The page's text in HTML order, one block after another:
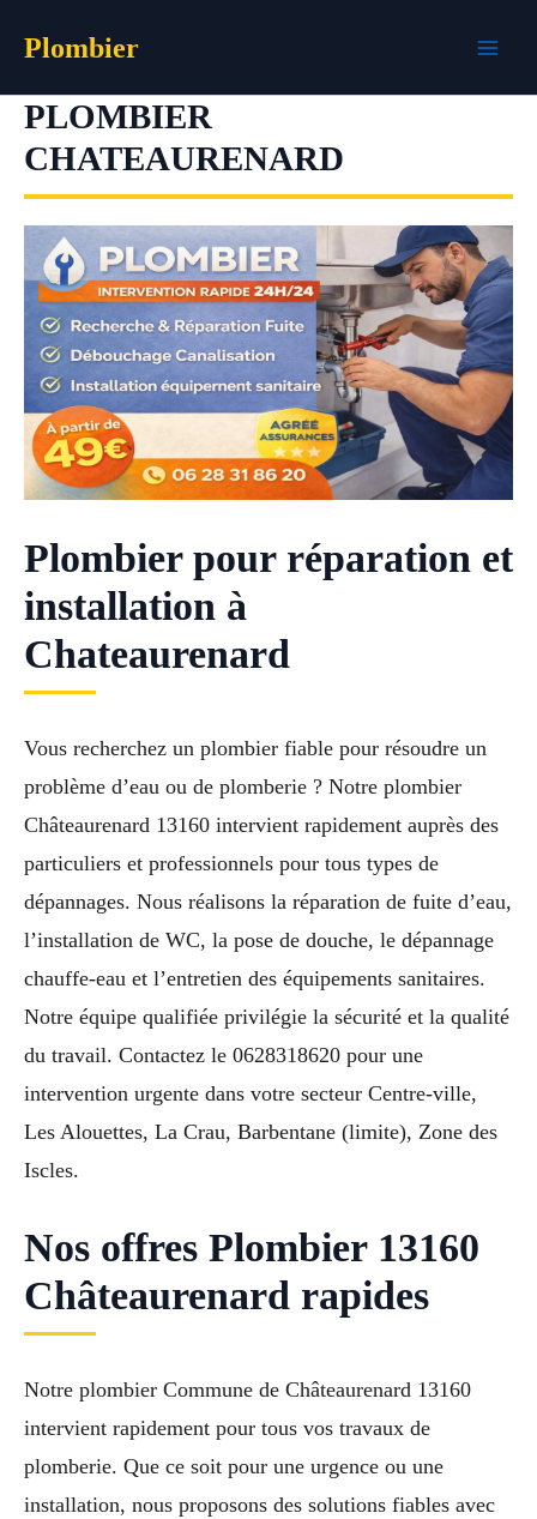
Plombier
PLOMBIER
CHATEAURENARD
Plombier pour réparation et
installation à
Chateaurenard
Vous recherchez un plombier fiable pour résoudre un
problème d’eau ou de plomberie ? Notre plombier
Châteaurenard 13160 intervient rapidement auprès des
particuliers et professionnels pour tous types de
dépannages. Nous réalisons la réparation de fuite d’eau,
l’installation de WC, la pose de douche, le dépannage
chauffe-eau et l’entretien des équipements sanitaires.
Notre équipe qualifiée privilégie la sécurité et la qualité
du travail. Contactez le 0628318620 pour une
intervention urgente dans votre secteur Centre-ville,
Les Alouettes, La Crau, Barbentane (limite), Zone des
Iscles.
Nos offres Plombier 13160
Châteaurenard rapides
Notre plombier Commune de Châteaurenard 13160
intervient rapidement pour tous vos travaux de
plomberie. Que ce soit pour une urgence ou une
installation, nous proposons des solutions fiables avec